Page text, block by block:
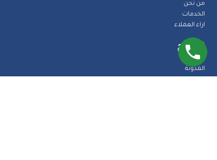
من نحن
الخدمات
اراء العملاء
تصفح
المدونة